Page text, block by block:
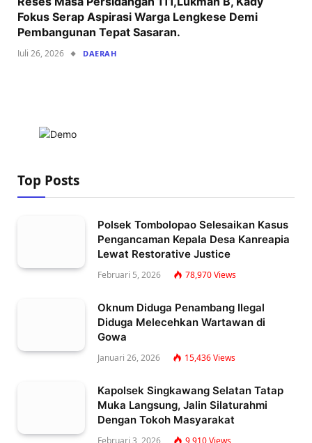
Fokus Serap Aspirasi Warga Lengkese Demi
Pembangunan Tepat Sasaran.
Juli 26, 2026 DAERAH
Top Posts
Polsek Tombolopao Selesaikan Kasus
Pengancaman Kepala Desa Kanreapia
Lewat Restorative Justice
Februari 5, 2026 78,970Views
Oknum Diduga Penambang Ilegal
Diduga Melecehkan Wartawan di
Gowa
Januari 26, 2026 15,436Views
Kapolsek Singkawang Selatan Tatap
Muka Langsung, Jalin Silaturahmi
Dengan Tokoh Masyarakat